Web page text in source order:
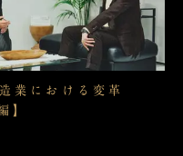
業における変革
】